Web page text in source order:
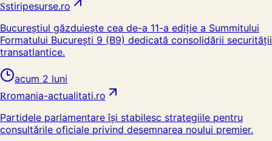
Sstiripesurse.ro
Bucureștiul găzduiește cea de-a 11-a ediție a Summitului
Formatului București 9 (B9) dedicată consolidării securității
transatlantice.
acum 2 luni
Rromania-actualitati.ro
Partidele parlamentare își stabilesc strategiile pentru
consultările oficiale privind desemnarea noului premier.